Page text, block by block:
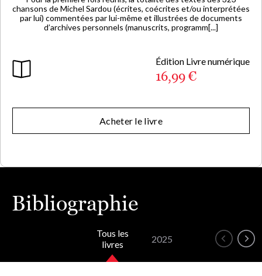
chansons de Michel Sardou (écrites, coécrites et/ou interprétées
par lui) commentées par lui-même et illustrées de documents
d’archives personnels (manuscrits, programm[...]
Édition Livre numérique
16,99 €
Acheter le livre
Bibliographie
Tous les
livres
2025